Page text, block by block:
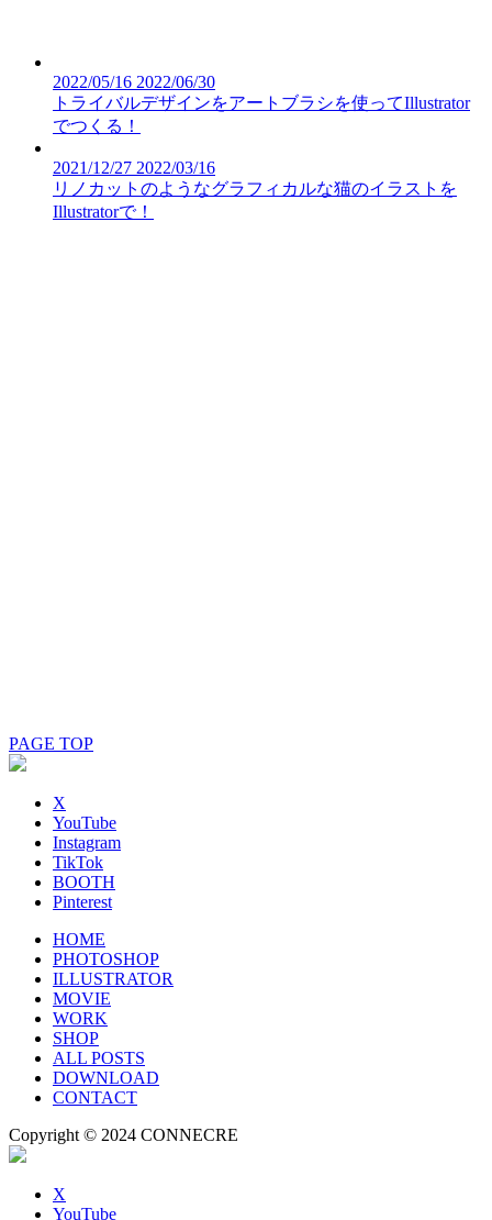
2022/05/16 2022/06/30
トライバルデザインをアートブラシを使ってIllustrator
でつくる！
2021/12/27 2022/03/16
リノカットのようなグラフィカルな猫のイラストを
Illustratorで！
PAGE TOP
X
YouTube
Instagram
TikTok
BOOTH
Pinterest
HOME
PHOTOSHOP
ILLUSTRATOR
MOVIE
WORK
SHOP
ALL POSTS
DOWNLOAD
CONTACT
Copyright © 2024 CONNECRE
X
YouTube